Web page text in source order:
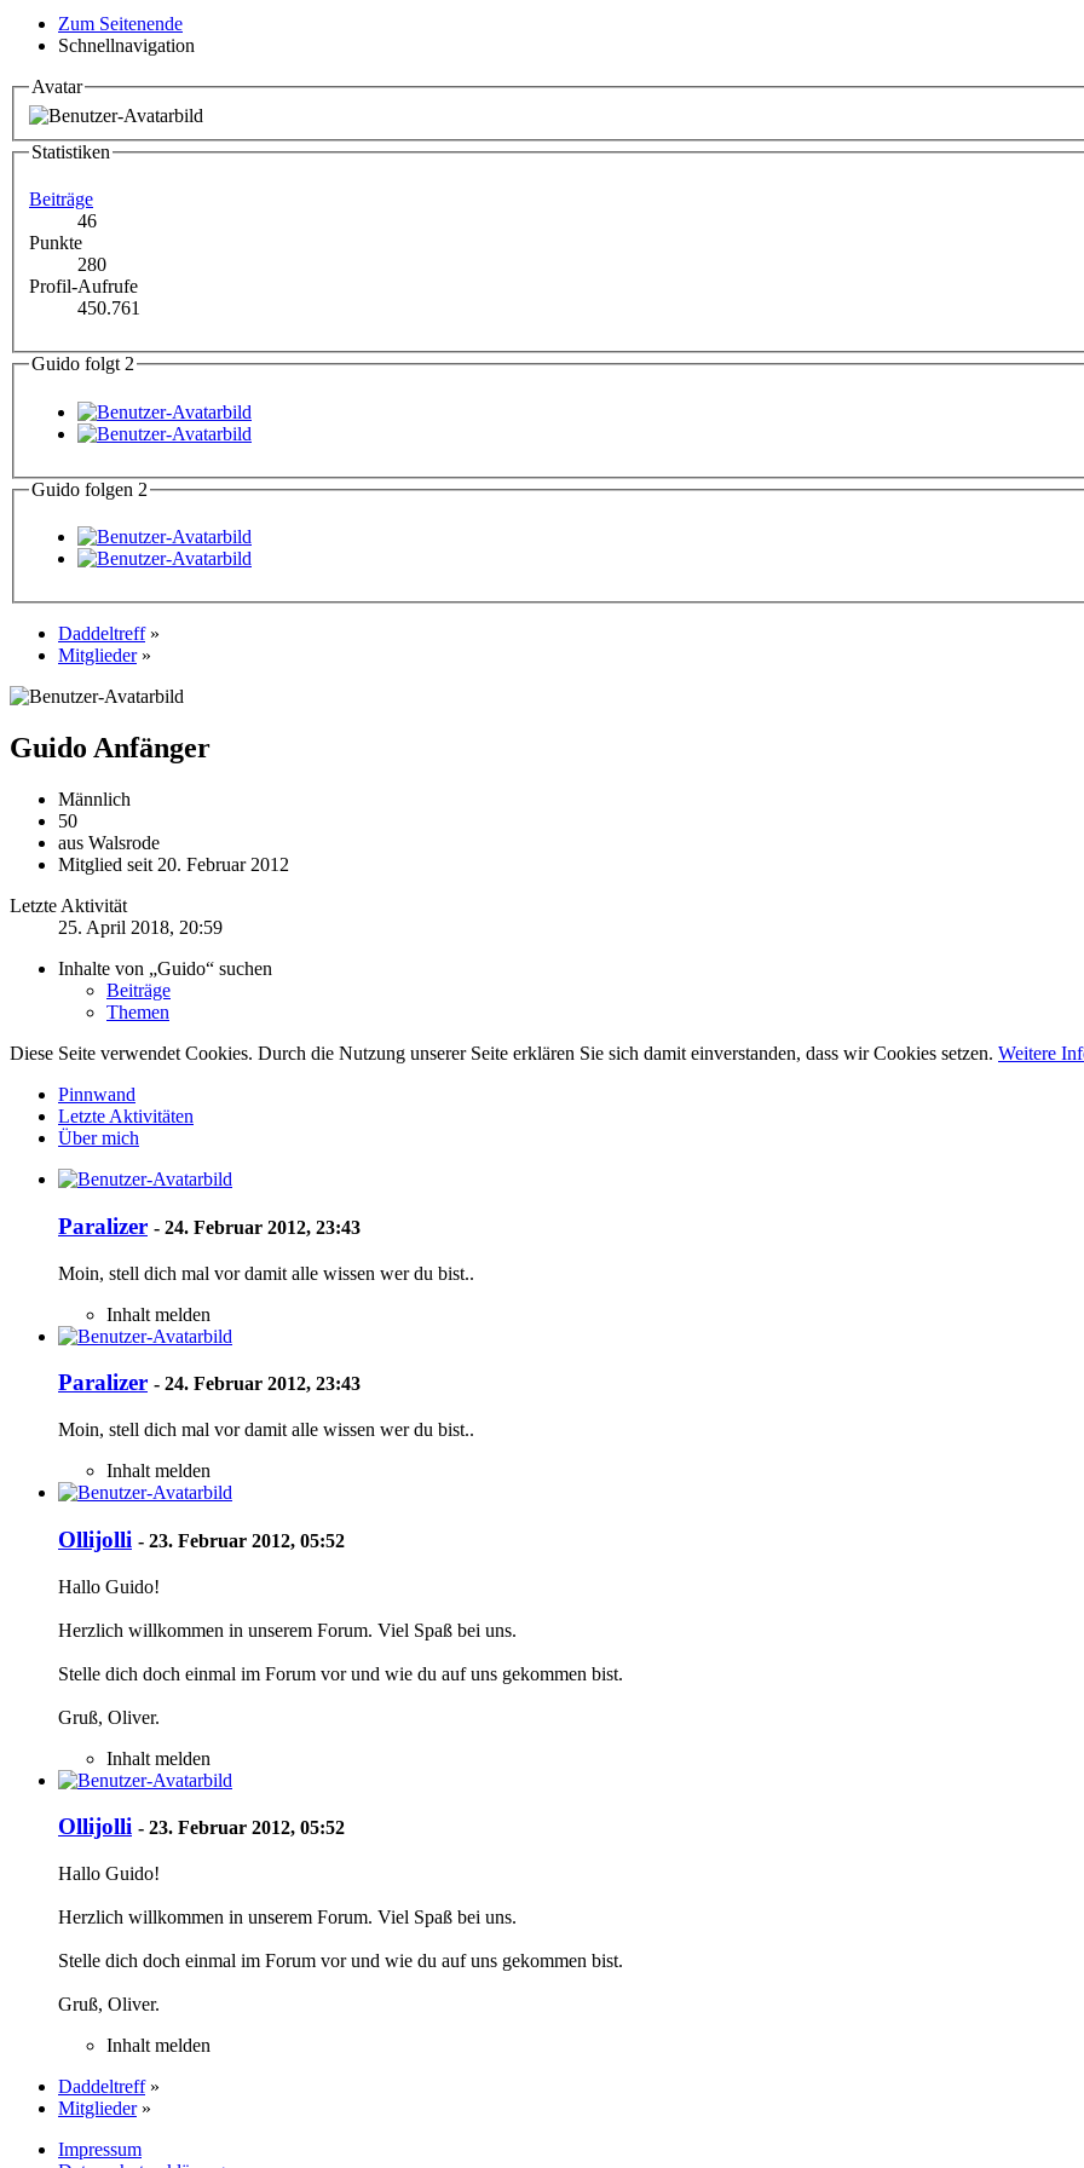
Zum Seitenende
Schnellnavigation
Avatar
Statistiken
Beiträge
46
Punkte
280
Profil-Aufrufe
450.761
Guido folgt 2
Guido folgen 2
Daddeltreff »
Mitglieder »
Guido Anfänger
Männlich
50
aus Walsrode
Mitglied seit 20. Februar 2012
Letzte Aktivität
25. April 2018, 20:59
Inhalte von „Guido“ suchen
Beiträge
Themen
Diese Seite verwendet Cookies. Durch die Nutzung unserer Seite erklären Sie sich damit einverstanden, dass wir Cookies setzen. Weitere
Pinnwand
Letzte Aktivitäten
Über mich
Paralizer - 24. Februar 2012, 23:43
Moin, stell dich mal vor damit alle wissen wer du bist..
Inhalt melden
Paralizer - 24. Februar 2012, 23:43
Moin, stell dich mal vor damit alle wissen wer du bist..
Inhalt melden
Ollijolli - 23. Februar 2012, 05:52
Hallo Guido!
Herzlich willkommen in unserem Forum. Viel Spaß bei uns.
Stelle dich doch einmal im Forum vor und wie du auf uns gekommen bist.
Gruß, Oliver.
Inhalt melden
Ollijolli - 23. Februar 2012, 05:52
Hallo Guido!
Herzlich willkommen in unserem Forum. Viel Spaß bei uns.
Stelle dich doch einmal im Forum vor und wie du auf uns gekommen bist.
Gruß, Oliver.
Inhalt melden
Daddeltreff »
Mitglieder »
Impressum